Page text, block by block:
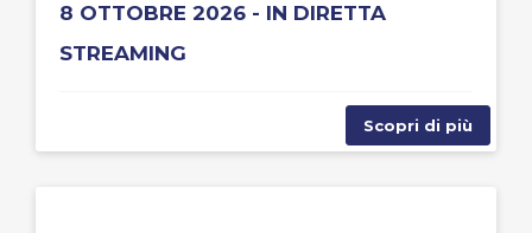
8 OTTOBRE 2026 - IN DIRETTA
STREAMING
Scopri di più